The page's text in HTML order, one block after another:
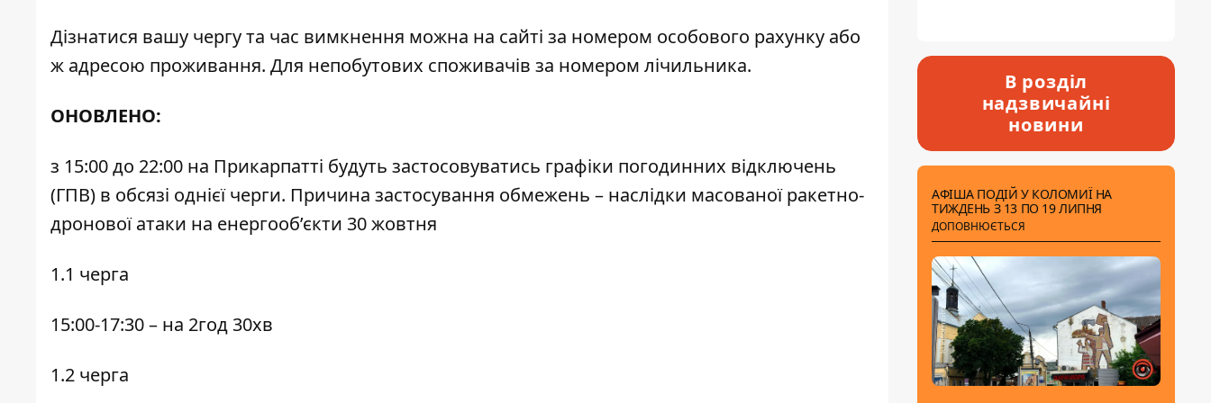
Дізнатися вашу чергу та час вимкнення можна на сайті за номером особового рахунку або
ж адресою проживання. Для непобутових споживачів за номером лічильника.
ОНОВЛЕНО:
з 15:00 до 22:00 на Прикарпатті будуть застосовуватись графіки погодинних відключень
(ГПВ) в обсязі однієї черги. Причина застосування обмежень – наслідки масованої ракетно-
дронової атаки на енергооб’єкти 30 жовтня
1.1 черга
15:00-17:30– на 2год 30хв
1.2 черга
В розділ
надзвичайні
новини
АФІША ПОДІЙ У КОЛОМИЇ НА
ТИЖДЕНЬ З 13 ПО 19 ЛИПНЯ
ДОПОВНЮЄТЬСЯ